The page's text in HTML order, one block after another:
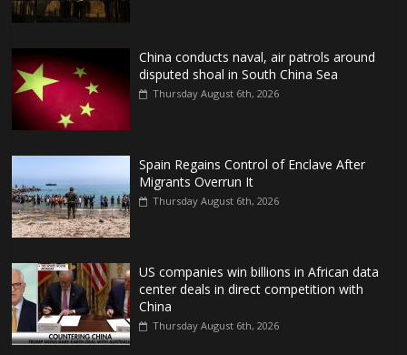
China conducts naval, air patrols around
disputed shoal in South China Sea
Thursday August 6th, 2026
Spain Regains Control of Enclave After
Migrants Overrun It
Thursday August 6th, 2026
US companies win billions in African data
center deals in direct competition with
China
Thursday August 6th, 2026